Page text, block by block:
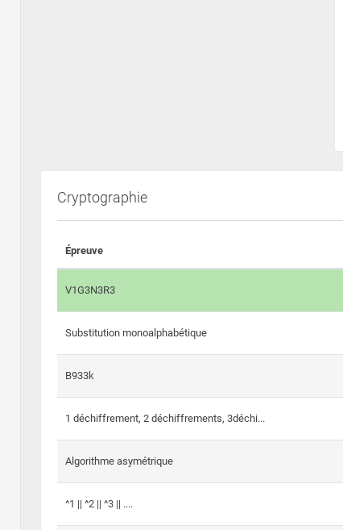
Cryptographie
Épreuve
V1G3N3R3
Substitution monoalphabétique
B933k
1 déchiffrement, 2 déchiffrements, 3déchi...
Algorithme asymétrique
^1 || ^2 || ^3 || ....